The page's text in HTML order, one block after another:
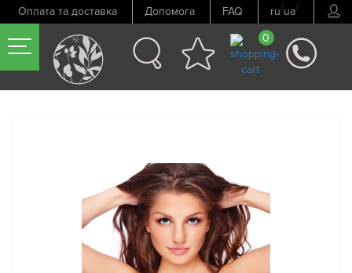
Оплата та доставка Допомога FAQ ru/ua/
0
Попередній товар Наступний товар